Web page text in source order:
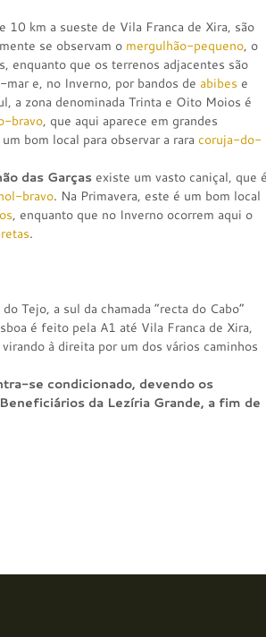
10 km a sueste de Vila Franca de Xira, são
se observam o mergulhão-pequeno, o
enquanto que os terrenos adjacentes são
e, no Inverno, por bandos de abibes e
a zona denominada Trinta e Oito Moios é
bravo, que aqui aparece em grandes
bom local para observar a rara coruja-do-
das Garças existe um vasto caniçal, que é
bravo. Na Primavera, este é um bom local
, enquanto que no Inverno ocorrem aqui o
.
Tejo, a sul da chamada “recta do Cabo”
é feito pela A1 até Vila Franca de Xira,
à direita por um dos vários caminhos
se condicionado, devendo os
da Lezíria Grande, a fim de